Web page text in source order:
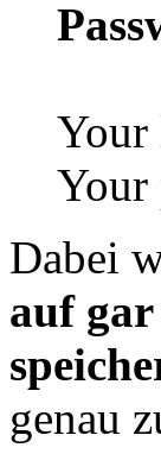
Your
Dabei
auf
genau